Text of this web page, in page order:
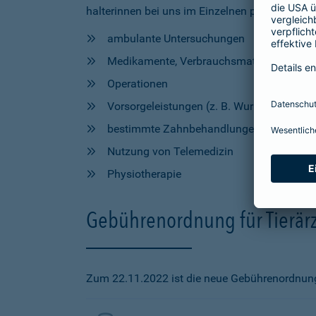
halterinnen bei uns im Einzelnen profitieren,
ambulante Untersuchungen
Medikamente, Verbrauchsmaterial und
Operationen
Vorsorgeleistungen (z. B. Wurmkur,
bestimmte Zahnbehandlungen
Nutzung von Telemedizin
Physiotherapie
Gebührenordnung für
Zum 22.11.2022 ist die neue